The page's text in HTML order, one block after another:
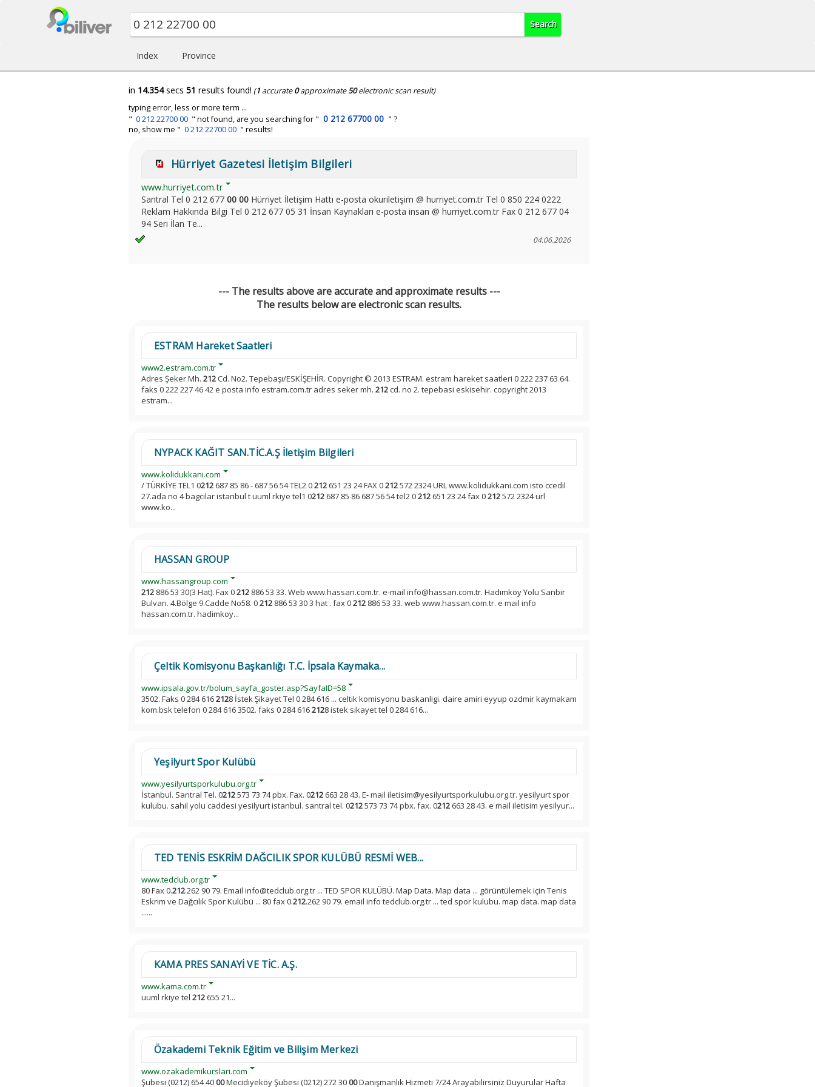
Index Province
in 14.354secs 51 results found! (1 accurate0approximate50electronic scan result)
typing error, less or more term ...
" 0 212 22700 00 " not found, are you searching for " 0 212 67700 00 " ?
no, show me " 0 212 22700 00 " results!
Hürriyet Gazetesi İletişim Bilgileri
www.hurriyet.com.tr
Santral Tel 0 212 677 00 00 Hürriyet İletişim Hattı e-posta okuriletişim @ hurriyet.com.tr Tel 0 850 224 0222
Reklam Hakkında Bilgi Tel 0 212 677 05 31 İnsan Kaynakları e-posta insan @ hurriyet.com.tr Fax 0 212 677 04
94 Seri İlan Te...
04.06.2026
--- The results above are accurate and approximate results ---
The results below are electronic scan results.
ESTRAM Hareket Saatleri
www2.estram.com.tr
Adres Şeker Mh. 212Cd. No2. Tepebaşı/ESKİŞEHİR. Copyright © 2013 ESTRAM. estram hareket saatleri 0 222 237 63 64.
faks 0 222 227 46 42 e posta info estram.com.tr adres seker mh. 212cd. no 2. tepebasi eskisehir. copyright 2013
estram...
NYPACK KAĞIT SAN.TİC.A.Ş İletişim Bilgileri
www.kolidukkani.com
/ TÜRKİYE TEL1 0212 687 85 86 - 687 56 54 TEL2 0212 651 23 24 FAX 0212572 2324 URL www.kolidukkani.com isto ccedil
27.ada no 4 bagcilar istanbul t uuml rkiye tel1 0212 687 85 86 687 56 54 tel2 0212 651 23 24 fax 0212572 2324 url
www.ko...
HASSAN GROUP
www.hassangroup.com
212 886 53 30(3 Hat). Fax 0212 886 53 33. Web www.hassan.com.tr. e-mail info@hassan.com.tr. Hadımköy Yolu Sanbir
Bulvarı. 4.Bölge 9.Cadde No58. 0212 886 53 30 3 hat . fax 0212 886 53 33. web www.hassan.com.tr. e mail info
hassan.com.tr. hadimkoy...
Çeltik Komisyonu Başkanlığı T.C. İpsala Kaymaka...
www.ipsala.gov.tr/bolum_sayfa_goster.asp?SayfaID=58
3502. Faks 0 284 6162128 İstek Şikayet Tel 0 284 616 ... celtik komisyonu baskanligi. daire amiri eyyup ozdmir kaymakam
kom.bsk telefon 0 284 616 3502. faks 0 284 6162128 istek sikayet tel 0 284 616...
Yeşilyurt Spor Kulübü
www.yesilyurtsporkulubu.org.tr
İstanbul. Santral Tel. 0212573 73 74 pbx. Fax. 0212 663 28 43. E- mail iletisim@yesilyurtsporkulubu.org.tr. yesilyurt spor
kulubu. sahil yolu caddesi yesilyurt istanbul. santral tel. 0212573 73 74 pbx. fax. 0212 663 28 43. e mail iletisim yesilyur...
TED TENİS ESKRİM DAĞCILIK SPOR KULÜBÜ RESMİ WEB...
www.tedclub.org.tr
80 Fax 0.212.262 90 79. Email info@tedclub.org.tr ... TED SPOR KULÜBÜ. Map Data. Map data ... görüntülemek için Tenis
Eskrim ve Dağcılık Spor Kulübü ... 80 fax 0.212.262 90 79. email info tedclub.org.tr ... ted spor kulubu. map data. map data
......
KAMA PRES SANAYİ VE TİC. A.Ş.
www.kama.com.tr
uuml rkiye tel 212 655 21...
Özakademi Teknik Eğitim ve Bilişim Merkezi
www.ozakademikurslari.com
Şubesi (0212) 654 4000Mecidiyeköy Şubesi (0212) 272 3000Danışmanlık Hizmeti 7/24 Arayabilirsiniz Duyurular Hafta